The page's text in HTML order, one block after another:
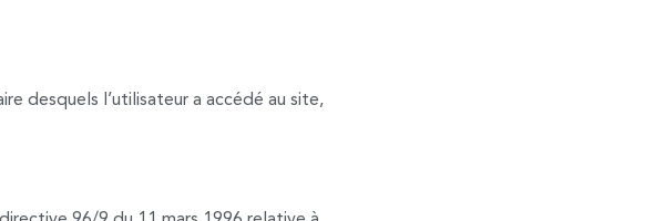
desquels l’utilisateur a accédé au site,